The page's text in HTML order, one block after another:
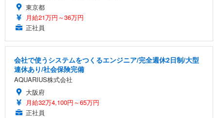
東京都
月給21万円～36万円
正社員
会社で使うシステムをつくるエンジニア/完全週休2日制/大型
連休あり/社会保険完備
AQUARIUS株式会社
大阪府
月給32万4,100円～65万円
正社員